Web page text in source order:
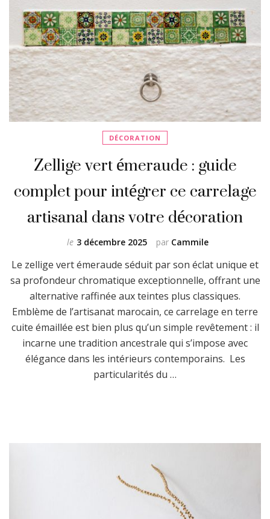
DÉCORATION
Zellige vert émeraude : guide
complet pour intégrer ce carrelage
artisanal dans votre décoration
par Cammile
le 3 décembre 2025
Le zellige vert émeraude séduit par son éclat unique et
sa profondeur chromatique exceptionnelle, offrant une
alternative raffinée aux teintes plus classiques.
Emblème de l’artisanat marocain, ce carrelage en terre
cuite émaillée est bien plus qu’un simple revêtement : il
incarne une tradition ancestrale qui s’impose avec
élégance dans les intérieurs contemporains. Les
particularités du …